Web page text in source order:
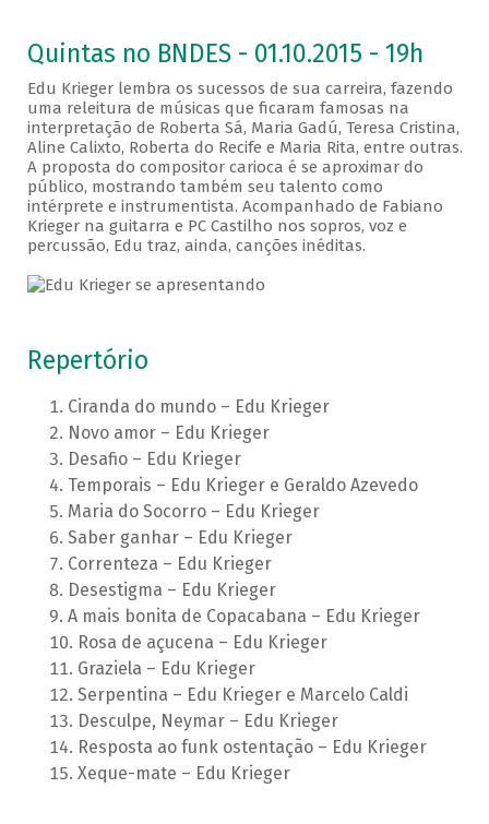
Quintas no BNDES - 01.10.2015 - 19h
Edu Krieger lembra os sucessos de sua carreira, fazendo
uma releitura de músicas que ficaram famosas na
interpretação de Roberta Sá, Maria Gadú, Teresa Cristina,
Aline Calixto, Roberta do Recife e Maria Rita, entre outras.
A proposta do compositor carioca é se aproximar do
público, mostrando também seu talento como
intérprete e instrumentista. Acompanhado de Fabiano
Krieger na guitarra e PC Castilho nos sopros, voz e
percussão, Edu traz, ainda, canções inéditas.
Repertório
Ciranda do mundo – Edu Krieger
Novo amor – Edu Krieger
Desafio – Edu Krieger
Temporais – Edu Krieger e Geraldo Azevedo
Maria do Socorro – Edu Krieger
Saber ganhar – Edu Krieger
Correnteza – Edu Krieger
Desestigma – Edu Krieger
A mais bonita de Copacabana – Edu Krieger
Rosa de açucena – Edu Krieger
Graziela – Edu Krieger
Serpentina – Edu Krieger e Marcelo Caldi
Desculpe, Neymar – Edu Krieger
Resposta ao funk ostentação – Edu Krieger
Xeque-mate – Edu Krieger